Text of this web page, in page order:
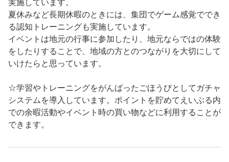
夏休みなど長期休暇のときには、集団でゲーム感覚ででき
る認知トレーニングも実施しています。
イベントは地元の行事に参加したり、地元ならではの体験
をしたりすることで、地域の方とのつながりを大切にして
いけたらと思っています。
☆学習やトレーニングをがんばったごほうびとしてガチャ
システムを導入しています。ポイントを貯めてえいぶる内
での余暇活動やイベント時の買い物などに利用することが
できます。